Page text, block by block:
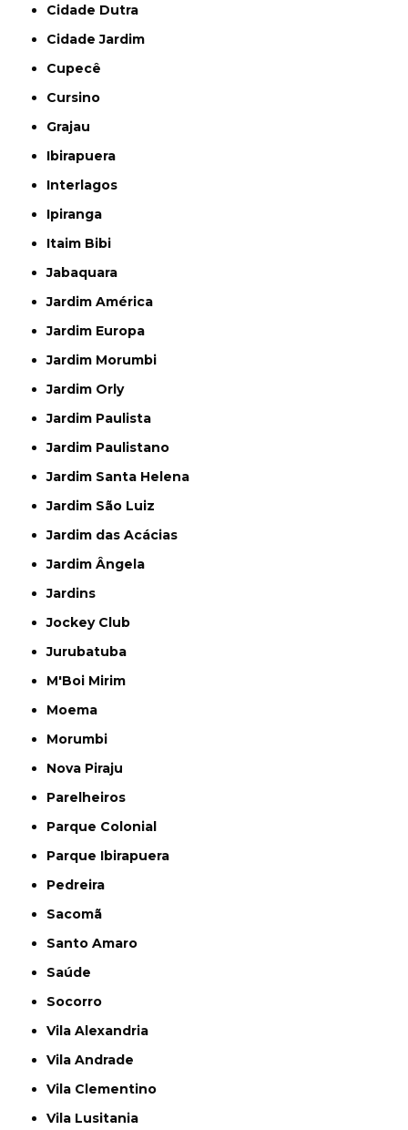
Cidade Dutra
Cidade Jardim
Cupecê
Cursino
Grajau
Ibirapuera
Interlagos
Ipiranga
Itaim Bibi
Jabaquara
Jardim América
Jardim Europa
Jardim Morumbi
Jardim Orly
Jardim Paulista
Jardim Paulistano
Jardim Santa Helena
Jardim São Luiz
Jardim das Acácias
Jardim Ângela
Jardins
Jockey Club
Jurubatuba
M'Boi Mirim
Moema
Morumbi
Nova Piraju
Parelheiros
Parque Colonial
Parque Ibirapuera
Pedreira
Sacomã
Santo Amaro
Saúde
Socorro
Vila Alexandria
Vila Andrade
Vila Clementino
Vila Lusitania